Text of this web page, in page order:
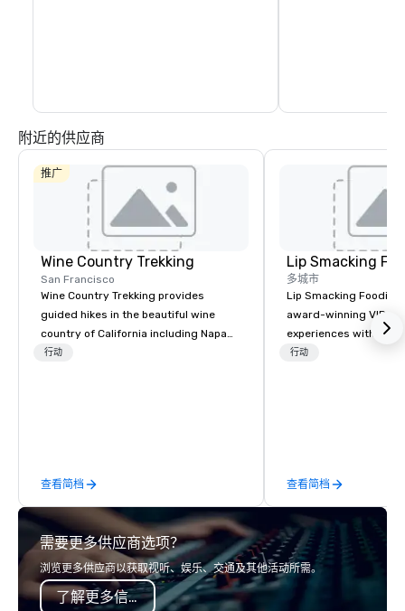
附近的供应商
推广
Wine Country Trekking
San Francisco
Wine Country Trekking provides
guided hikes in the beautiful wine
country of California including Napa
and Sonoma Valleys. These
day hikes we provide luxury self-
guided inn-to-in walking vacations
from the gateway City of San
Francisco to the California wine
country with a focus on superb hiking,
lodging, food and wine. We also have
a Monterey Bay Trek.
行动
查看简档
Lip Smacking
多城市
Lip Smacking Foodie
award-winning VIP
experiences with
restaurants
and craft cocktails at
with complete VIP
experience gives
opportunity to sit
colleagues at each
mingle, and easily
行动
查看简档
需要更多供应商选项？
浏览更多供应商以获取视听、娱乐、交通及其他活动所需。
了解更多信息